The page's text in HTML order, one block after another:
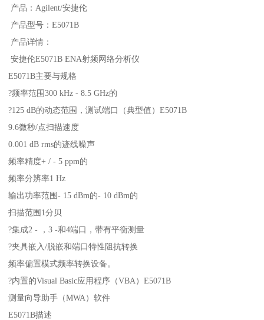
产品：Agilent/安捷伦
产品型号：E5071B
产品详情：
安捷伦E5071B ENA射频网络分析仪
E5071B主要与规格
?频率范围300 kHz - 8.5 GHz的
?125 dB的动态范围，测试端口（典型值）E5071B
9.6微秒/点扫描速度
0.001 dB rms的迹线噪声
频率精度+ / - 5 ppm的
频率分辨率1 Hz
输出功率范围- 15 dBm的- 10 dBm的
扫描范围1分贝
?集成2 - ，3 -和4端口，带有平衡测量
?夹具嵌入/脱嵌和端口特性阻抗转换
频率偏置模式频率转换设备。
?内置的Visual Basic应用程序（VBA）E5071B
测量向导助手（MWA）软件
E5071B描述